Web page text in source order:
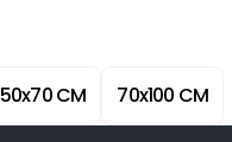
50x70 CM 70x100 CM